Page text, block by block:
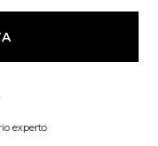
experto